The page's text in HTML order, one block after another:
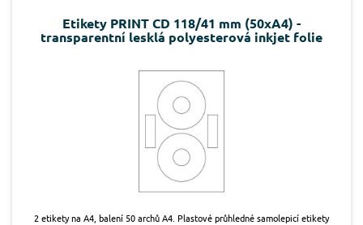
Etikety PRINT CD 118/41 mm (50xA4) -
transparentní lesklá polyesterová inkjet folie
2 etikety na A4, balení 50 archů A4. Plastové průhledné samolepicí etikety